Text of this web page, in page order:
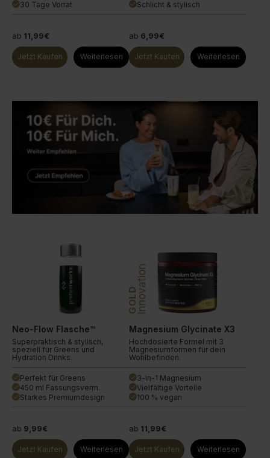
done 30 Tage Vorrat
ab 11,99€
Jetzt Kaufen Weiterlesen
done Schlicht & stylisch
ab 6,99€
Jetzt Kaufen Weiterlesen
Neo-Flow Flasche™
Superpraktisch & stylisch,
speziell für Greens und
Hydration Drinks.
done Perfekt für Greens
done 450 ml Fassungsverm.
done Starkes Premiumdesign
ab 9,99€
Jetzt Kaufen Weiterlesen
GOLDInnovation
Magnesium Glycinate X3
Hochdosierte Formel mit 3
Magnesiumformen für dein
Wohlbefinden.
done 3-in-1 Magnesium
done Vielfältige Vorteile
done 100 % vegan
ab 11,99€
Jetzt Kaufen Weiterlesen